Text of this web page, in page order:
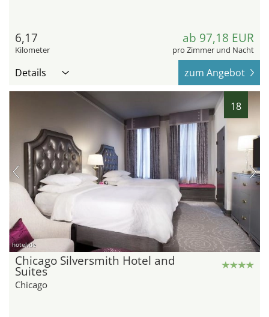
6,17
Kilometer
ab 97,18 EUR
pro Zimmer und Nacht
Details zum Angebot
18
hotel.de
Chicago Silversmith Hotel and
Suites
Chicago